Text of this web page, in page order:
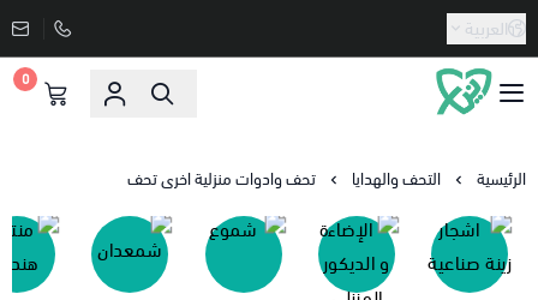
العربية
دنيا الاسعار
0
الرئيسية التحف والهدايا تحف وادوات منزلية اخرى تحف